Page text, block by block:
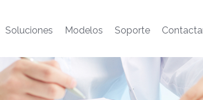
Soluciones Modelos Soporte